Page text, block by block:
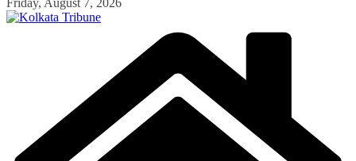
to
Friday, August 7, 2026